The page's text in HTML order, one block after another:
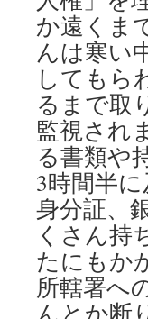
か遠くま
んは寒い
してもら
るまで取
監視され
る書類や
3時間半
身分証、
くさん持
たにもか
所轄署へ
んとか断